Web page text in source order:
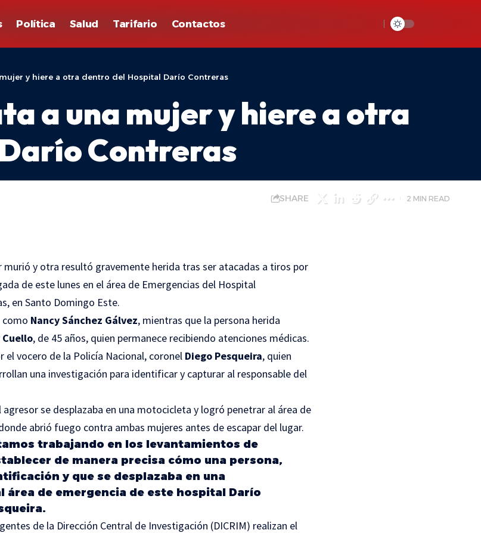
Política Salud Tarifario Contactos
y hiere a otra dentro del Hospital Darío Contreras
a una mujer y hiere a otra
Contreras
SHARE 2 MIN READ
murió y otra resultó gravemente herida tras ser atacadas a tiros por
de este lunes en el área de Emergencias del Hospital
en Santo Domingo Este.
Nancy Sánchez Gálvez, mientras que la persona herida
, de 45 años, quien permanece recibiendo atenciones médicas.
vocero de la Policía Nacional, coronel Diego Pesqueira, quien
una investigación para identificar y capturar al responsable del
se desplazaba en una motocicleta y logró penetrar al área de
abrió fuego contra ambas mujeres antes de escapar del lugar.
trabajando en los levantamientos de
de manera precisa cómo una persona,
y que se desplazaba en una
de emergencia de este hospital Darío
de la Dirección Central de Investigación (DICRIM) realizan el